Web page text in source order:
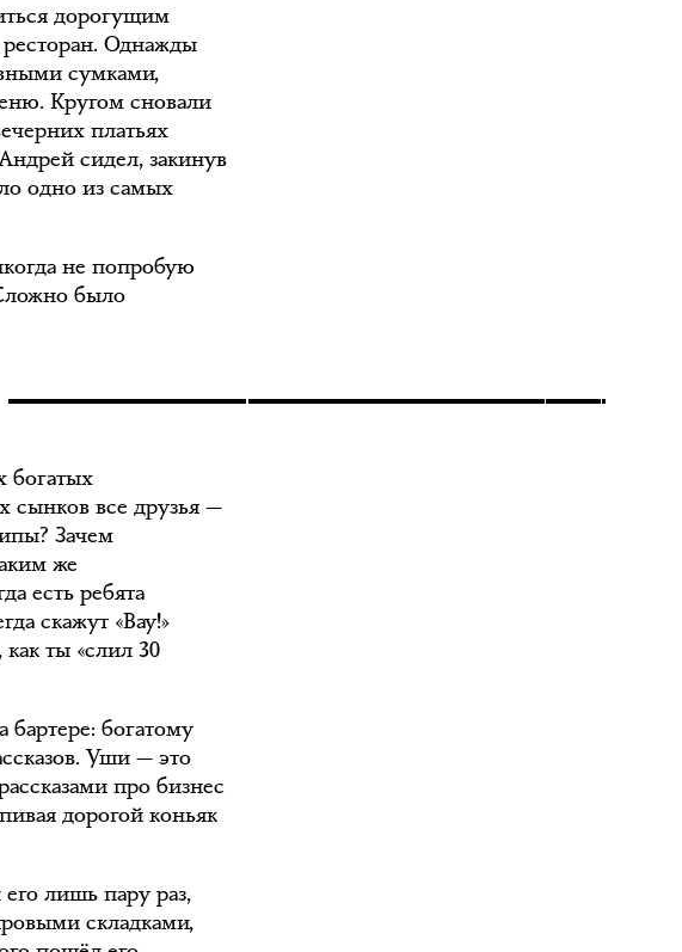
дорогущим
Однажды
сумками,
Кругом сновали
платьях
сидел, закинув
одно из самых
не попробую
было
богатых
сынков все друзья —
Зачем
же
есть ребята
скажут «Вау!»
ты «слил 30
бартере: богатому
Уши — это
про бизнес
дорогой коньяк
лишь пару раз,
складками,